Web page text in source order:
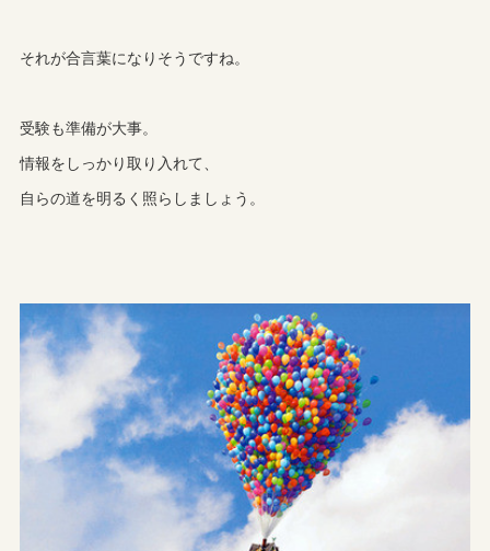
それが合言葉になりそうですね。
受験も準備が大事。
情報をしっかり取り入れて、
自らの道を明るく照らしましょう。